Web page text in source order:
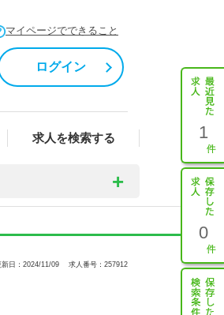
マイページでできること
ログイン
求人を検索する 1
0
新日：2024/11/09 求人番号：257912